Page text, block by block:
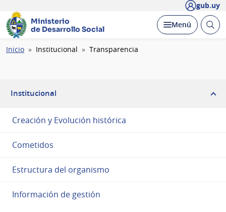
gub.uy
Ministerio
de Desarrollo Social
Desplegar
Menú Abrir
Ruta
Inicio Institucional Transparencia
Institucional
Creación y Evolución histórica
Cometidos
Estructura del organismo
Información de gestión